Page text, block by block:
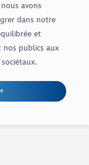
avons
dans notre
et
nos publics aux